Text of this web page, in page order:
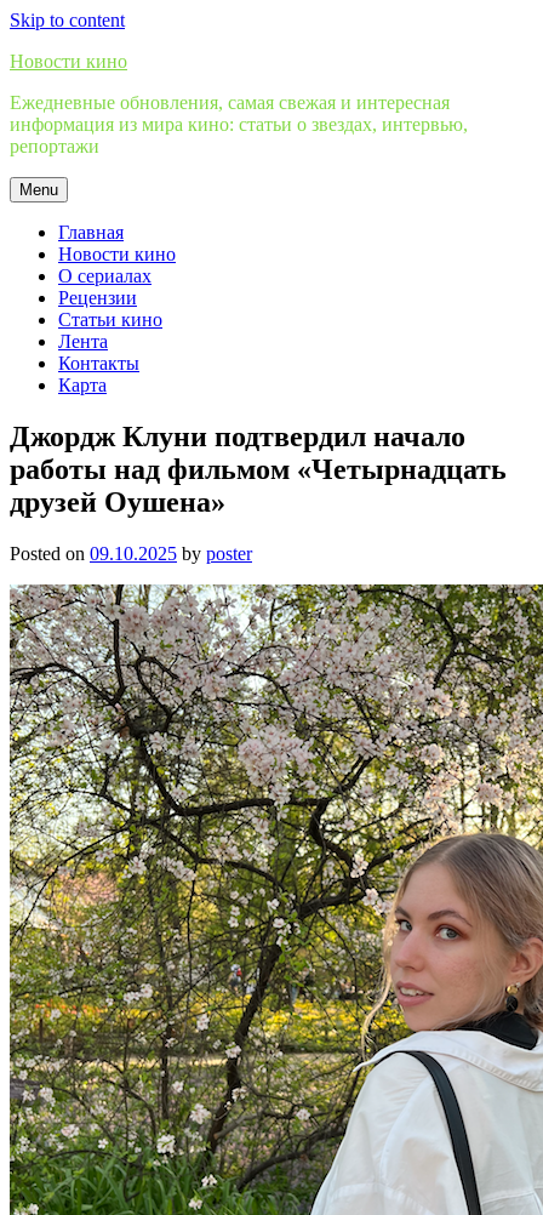
Skip to content
Новости кино
Ежедневные обновления, самая свежая и интересная
информация из мира кино: статьи о звездах, интервью,
репортажи
Menu
Главная
Новости кино
О сериалах
Рецензии
Статьи кино
Лента
Контакты
Карта
Джордж Клуни подтвердил начало
работы над фильмом «Четырнадцать
друзей Оушена»
Posted on 09.10.2025 by poster